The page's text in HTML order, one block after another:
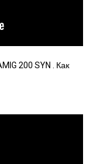
200 SYN . Как